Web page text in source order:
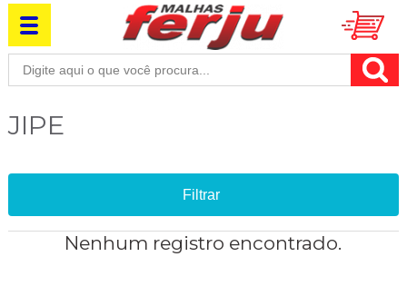
JIPE
Filtrar
Nenhum registro encontrado.